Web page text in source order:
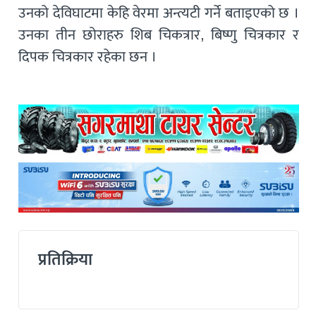
उनको देविघाटमा केहि वेरमा अन्त्यटी गर्ने बताइएको छ ।
उनका तीन छोराहरु शिब चिकत्रार, बिष्णु चित्रकार र
दिपक चित्रकार रहेका छन ।
प्रतिक्रिया